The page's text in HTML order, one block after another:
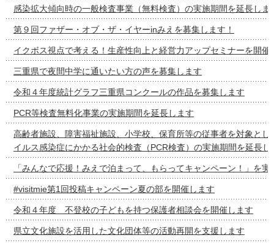
感染拡大傾向時の一般検査事業（無料検査）の実施期間を延長しま
第９回ファザー・オブ・ザ・イヤーinみえを募集します！
イクボス視点で考える！生産性向上と経営力アップセミナーを開催
三重県で夜間中学に通いたい方の声を募集します
令和４年度統計グラフ三重県コンクールの作品を募集します
PCR等検査無料化事業の実施期間を延長します
高齢者施設、障害福祉施設、小学校、保育所等の従事者を対象とし
イルス感染症にかかる社会的検査（PCR検査）の実施期間を延長し
「みんなで応援！みえで泊まって、もらってキャンペーン！」を実
#visitmie第1回投稿キャンペーン夏の部を開催します
令和４年度 不登校の子どもを持つ保護者相談会を開催します
県立文化施設を活用した文化団体等の活動再開を支援します